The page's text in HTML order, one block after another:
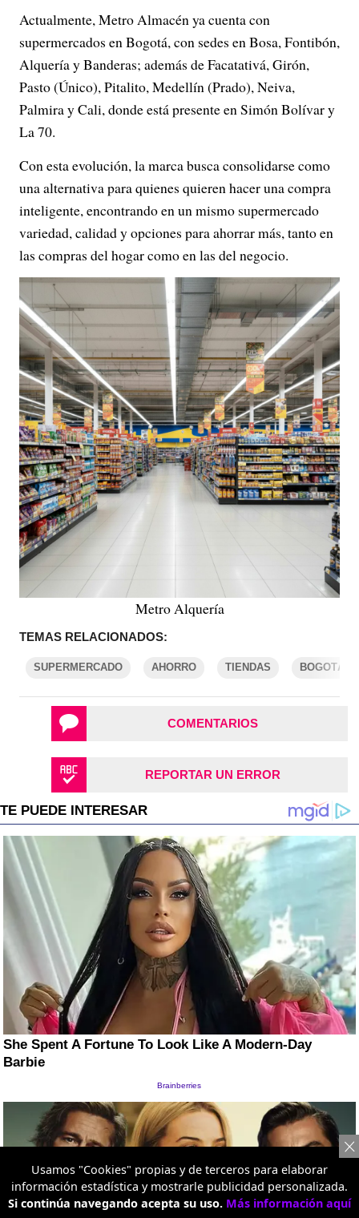
Actualmente, Metro Almacén ya cuenta con
supermercados en Bogotá, con sedes en Bosa, Fontibón,
Alquería y Banderas; además de Facatativá, Girón,
Pasto (Único), Pitalito, Medellín (Prado), Neiva,
Palmira y Cali, donde está presente en Simón Bolívar y
La 70.
Con esta evolución, la marca busca consolidarse como
una alternativa para quienes quieren hacer una compra
inteligente, encontrando en un mismo supermercado
variedad, calidad y opciones para ahorrar más, tanto en
las compras del hogar como en las del negocio.
Metro Alquería
TEMAS RELACIONADOS:
SUPERMERCADO AHORRO TIENDAS BOGOTÁ
COMENTARIOS
REPORTAR UN ERROR
Usamos "Cookies" propias y de terceros para elaborar
información estadística y mostrarle publicidad personalizada.
Si continúa navegando acepta su uso. Más información aquí